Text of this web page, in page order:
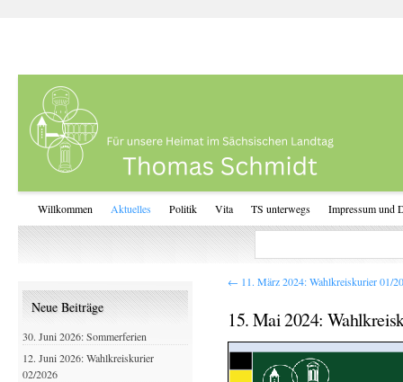
Willkommen Aktuelles Politik Vita TS unterwegs Impressum und
← 11. März 2024: Wahlkreiskurier 01/
15. Mai 2024:
Neue Beiträge
30. Juni 2026: Sommerferien
12. Juni 2026: Wahlkreiskurier
02/2026